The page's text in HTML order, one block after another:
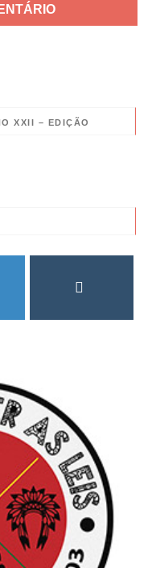
XXII – EDIÇÃO